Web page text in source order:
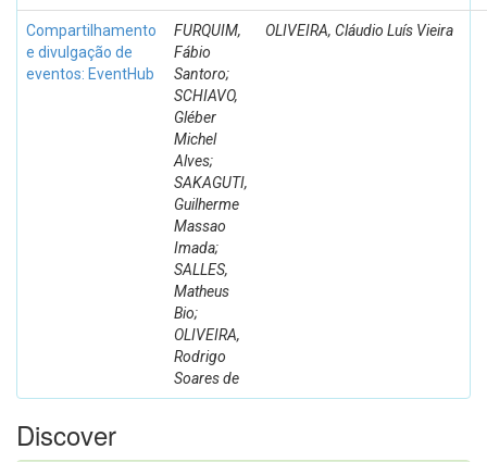
Compartilhamento
e divulgação de
eventos: EventHub
FURQUIM,
Fábio
Santoro;
SCHIAVO,
Gléber
Michel
Alves;
SAKAGUTI,
Guilherme
Massao
Imada;
SALLES,
Matheus
Bio;
OLIVEIRA,
Rodrigo
Soares de
OLIVEIRA, Cláudio Luís Vieira
Discover